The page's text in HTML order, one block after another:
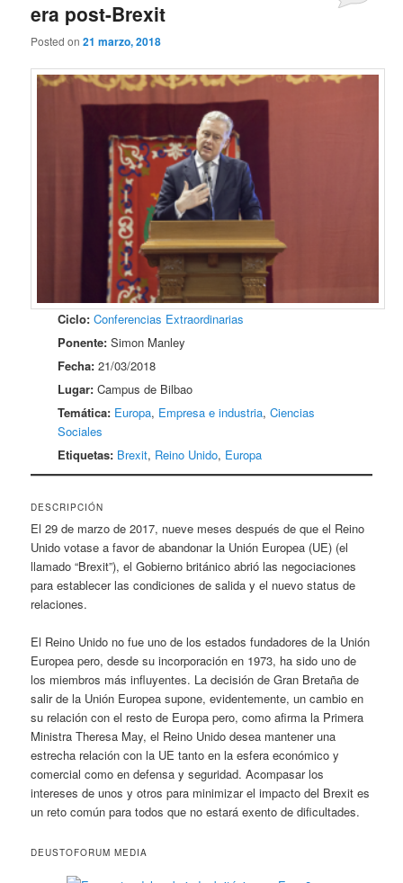
era post-Brexit
Posted on21 marzo, 2018
Ciclo: Conferencias Extraordinarias
Ponente: Simon Manley
Fecha: 21/03/2018
Lugar: Campus de Bilbao
Temática: Europa, Empresa e industria,Ciencias
Sociales
Etiquetas: Brexit, Reino Unido, Europa
DESCRIPCIÓN
El 29 de marzo de 2017, nueve meses después de que el Reino
Unido votase a favor de abandonar la Unión Europea (UE) (el
llamado “Brexit”), el Gobierno británico abrió las negociaciones
para establecer las condiciones de salida y el nuevo status de
relaciones.
El Reino Unido no fue uno de los estados fundadores de la Unión
Europea pero, desde su incorporación en 1973, ha sido uno de
los miembros más influyentes. La decisión de Gran Bretaña de
salir de la Unión Europea supone, evidentemente, un cambio en
su relación con el resto de Europa pero, como afirma la Primera
Ministra Theresa May, el Reino Unido desea mantener una
estrecha relación con la UE tanto en la esfera económico y
comercial como en defensa y seguridad. Acompasar los
intereses de unos y otros para minimizar el impacto del Brexit es
un reto común para todos que no estará exento de dificultades.
DEUSTOFORUM MEDIA